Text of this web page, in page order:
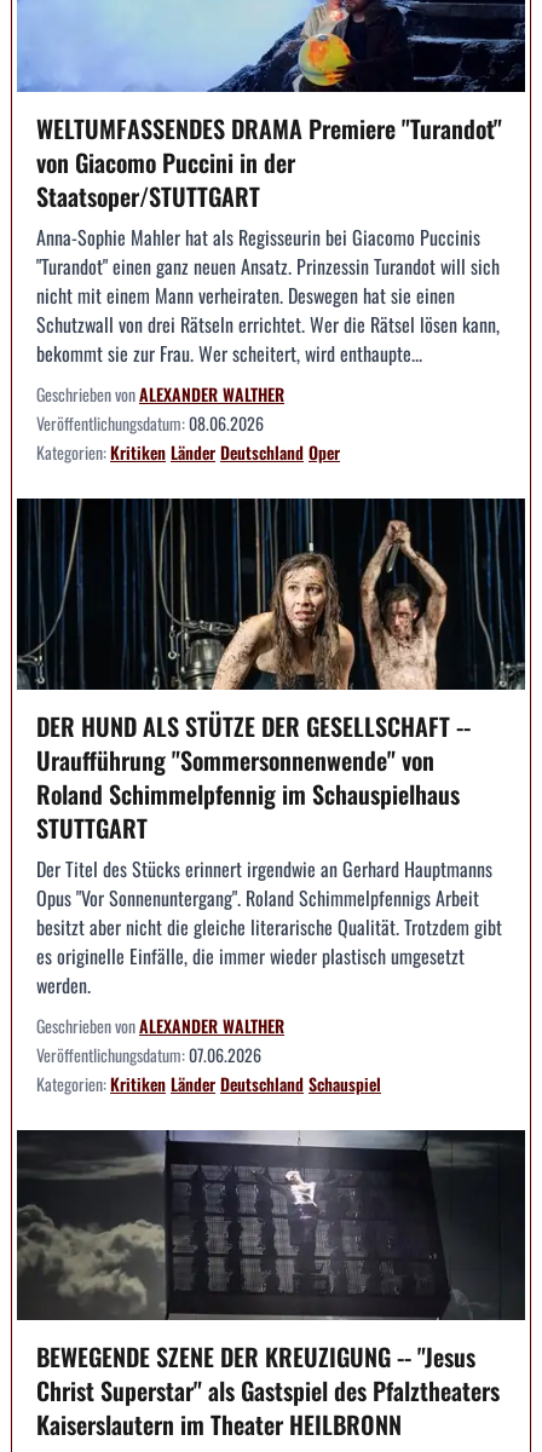
WELTUMFASSENDES DRAMA Premiere "Turandot"
von Giacomo Puccini in der
Staatsoper/STUTTGART
Anna-Sophie Mahler hat als Regisseurin bei Giacomo Puccinis
"Turandot" einen ganz neuen Ansatz. Prinzessin Turandot will sich
nicht mit einem Mann verheiraten. Deswegen hat sie einen
Schutzwall von drei Rätseln errichtet. Wer die Rätsel lösen kann,
bekommt sie zur Frau. Wer scheitert, wird enthaupte...
Geschrieben vonALEXANDER WALTHER
Veröffentlichungsdatum:08.06.2026
Kategorien:KritikenLänderDeutschlandOper
DER HUND ALS STÜTZE DER GESELLSCHAFT --
Uraufführung "Sommersonnenwende" von
Roland Schimmelpfennig im Schauspielhaus
STUTTGART
Der Titel des Stücks erinnert irgendwie an Gerhard Hauptmanns
Opus "Vor Sonnenuntergang". Roland Schimmelpfennigs Arbeit
besitzt aber nicht die gleiche literarische Qualität. Trotzdem gibt
es originelle Einfälle, die immer wieder plastisch umgesetzt
werden.
Geschrieben vonALEXANDER WALTHER
Veröffentlichungsdatum:07.06.2026
Kategorien:KritikenLänderDeutschlandSchauspiel
BEWEGENDE SZENE DER KREUZIGUNG -- "Jesus
Christ Superstar" als Gastspiel des Pfalztheaters
Kaiserslautern im Theater HEILBRONN